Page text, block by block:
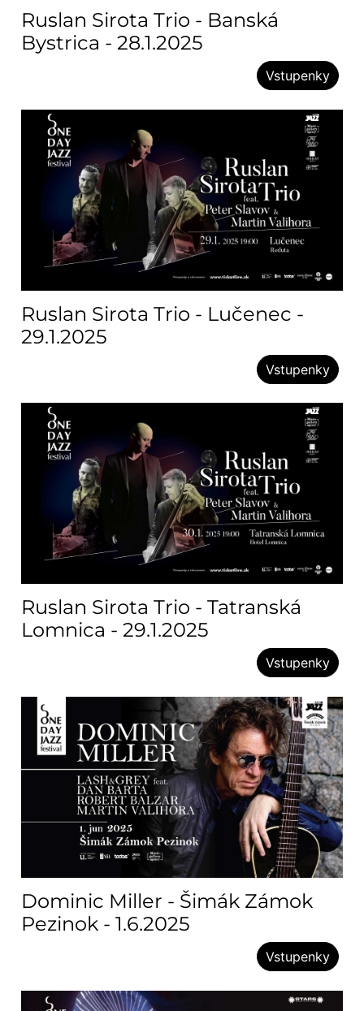
Ruslan Sirota Trio - Banská
Bystrica - 28.1.2025
Vstupenky
Ruslan Sirota Trio - Lučenec -
29.1.2025
Vstupenky
Ruslan Sirota Trio - Tatranská
Lomnica - 29.1.2025
Vstupenky
Dominic Miller - Šimák Zámok
Pezinok - 1.6.2025
Vstupenky